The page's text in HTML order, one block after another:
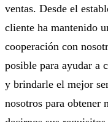
ventas. Desde el
cliente ha mantenido
cooperación con
posible para ayudar a
y brindarle el mejor
nosotros para obtener